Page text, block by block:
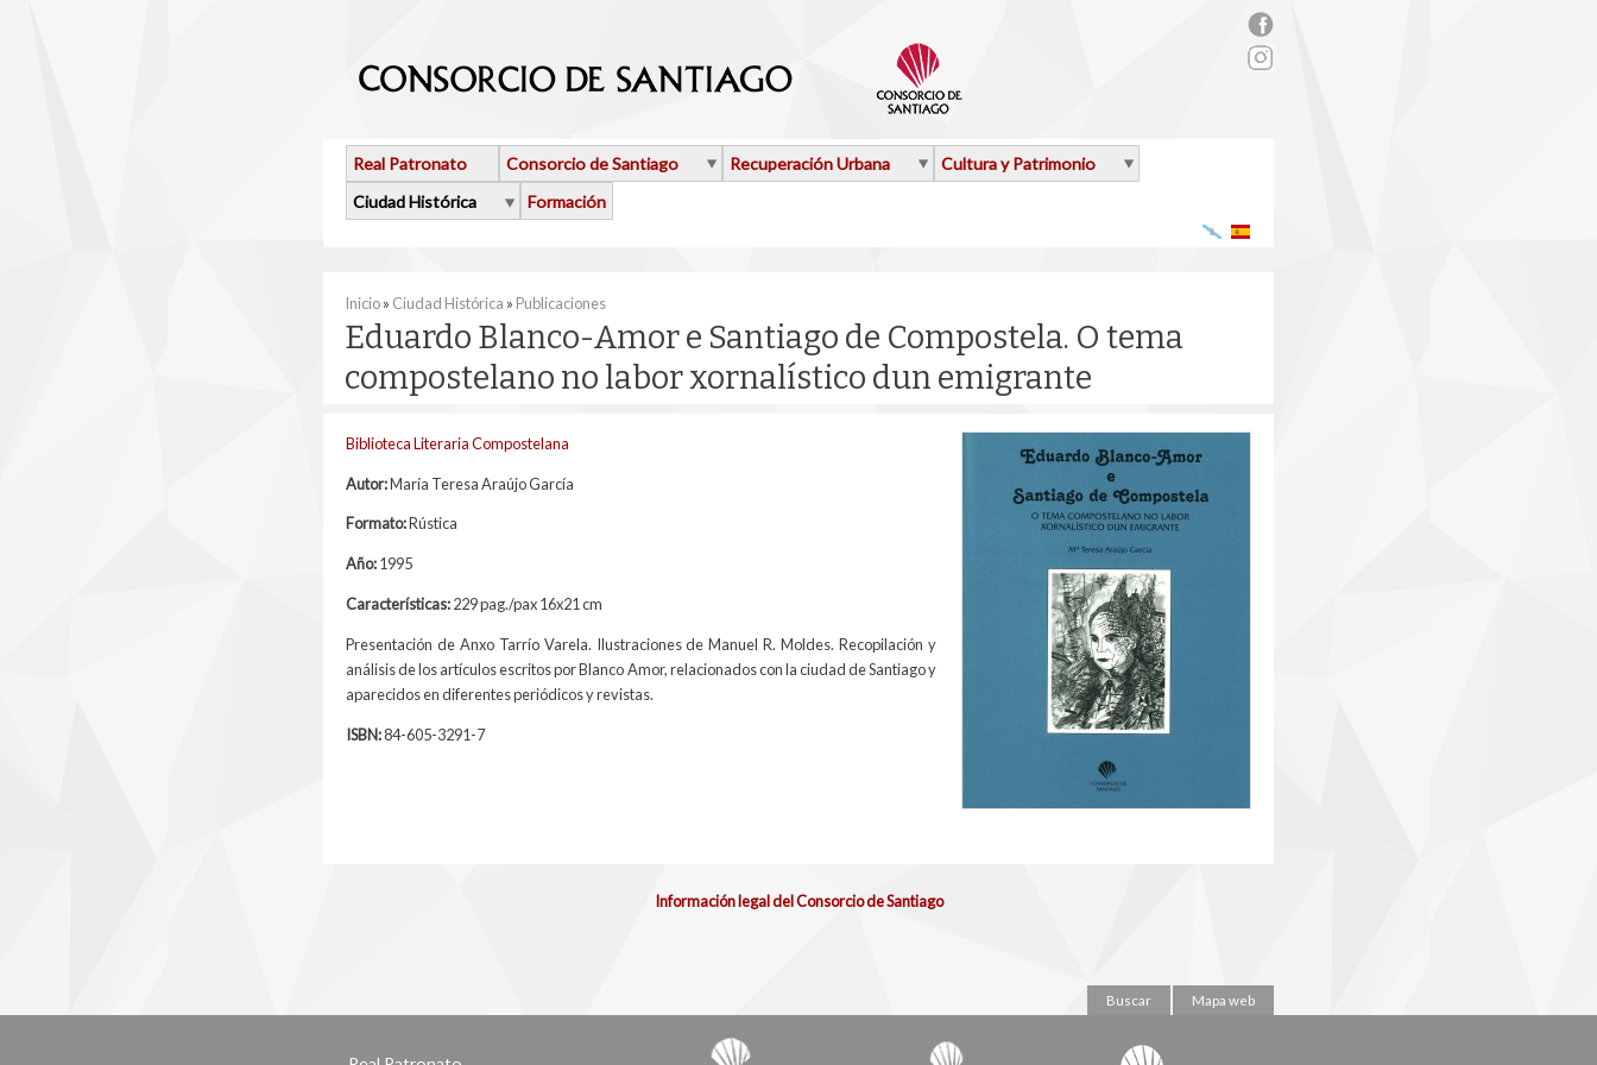
rs_facebook.png
Real Patronato Consorcio de Santiago Recuperación Urbana
Cultura y Patrimonio
Ciudad Histórica
Formación
Se encuentra usted aquí
Inicio» Ciudad Histórica » Publicaciones
Eduardo Blanco-Amor e Santiago de Compostela. O tema
compostelano no labor xornalístico dun emigrante
Biblioteca Literaria Compostelana
Autor:María Teresa Araújo García
Formato:Rústica
Año:1995
Características:229 pag./pax 16x21 cm
Presentación de Anxo Tarrío Varela. Ilustraciones de Manuel R. Moldes. Recopilación y
análisis de los artículos escritos por Blanco Amor, relacionados con la ciudad de Santiago y
aparecidos en diferentes periódicos y revistas.
ISBN:84-605-3291-7
Información legal del Consorcio de Santiago
Buscar Mapa web